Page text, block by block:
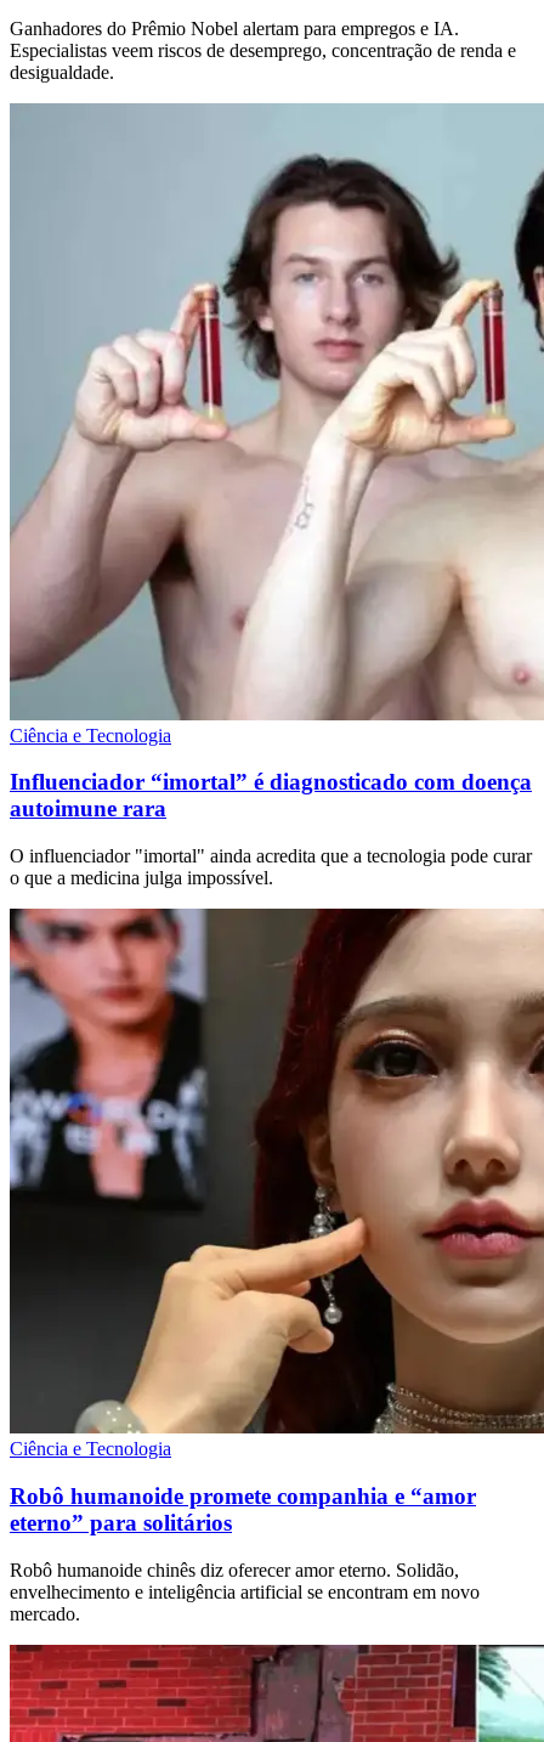
Ganhadores do Prêmio Nobel alertam para empregos e IA.
Especialistas veem riscos de desemprego, concentração de renda e
desigualdade.
Ciência e Tecnologia
Influenciador “imortal” é diagnosticado com doença
autoimune rara
O influenciador "imortal" ainda acredita que a tecnologia pode curar
o que a medicina julga impossível.
Ciência e Tecnologia
Robô humanoide promete companhia e “amor
eterno” para solitários
Robô humanoide chinês diz oferecer amor eterno. Solidão,
envelhecimento e inteligência artificial se encontram em novo
mercado.